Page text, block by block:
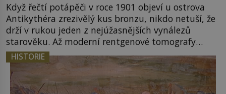
Když řečtí potápěči v roce 1901 objeví u ostrova
Antikythéra zrezivělý kus bronzu, nikdo netuší, že
drží v rukou jeden z nejúžasnějších vynálezů
starověku. Až moderní rentgenové tomografy
odhalí desítky ozubených kol ukrytých uvnitř.
Mechanismus z Antikythéry je dnes považován za
nejstarší známý analogový počítač na světě. Přesto
ani po více než sto letech výzkumu […]
HISTORIE